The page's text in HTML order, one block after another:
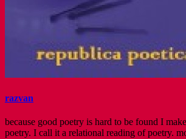
razvan
because good poetry is hard to be found I
poetry. I call it a relational reading of poetry.